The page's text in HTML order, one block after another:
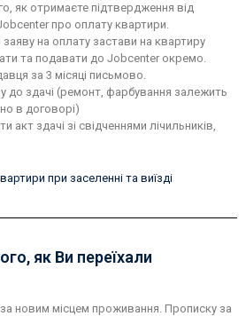
як отримаєте підтвердження від
про оплату квартири.
на оплату застави на квартиру
та подавати до Jobcenter окремо.
за 3 місяці письмово.
до здачі (ремонт, фарбування залежить
в договорі)
акт здачі зі свідченнями лічильників,
при заселенні та виїзді
як Ви переїхали
новим місцем проживання. Прописку за